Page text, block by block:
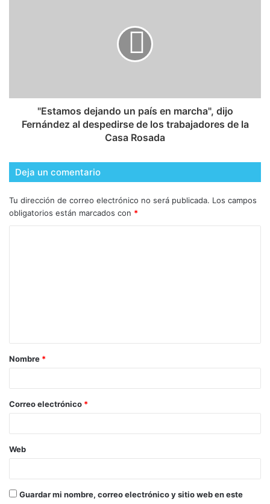
"Estamos dejando un país en marcha", dijo
Fernández al despedirse de los trabajadores de la
Casa Rosada
Deja un comentario
Tu dirección de correo electrónico no será publicada. Los campos
obligatorios están marcados con *
Nombre *
Correo electrónico *
Web
Guardar mi nombre, correo electrónico y sitio web en este